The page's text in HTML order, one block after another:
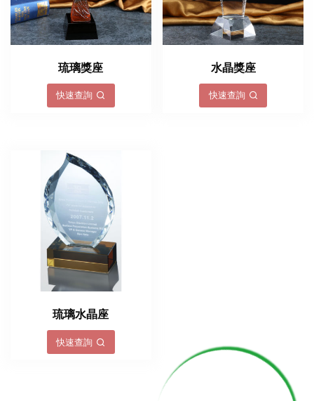
琉璃獎座
快速查詢
水晶獎座
快速查詢
琉璃水晶座
快速查詢